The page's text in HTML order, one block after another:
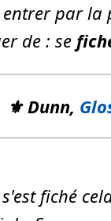
par la
de : se
⚜️ Dunn,
fiché